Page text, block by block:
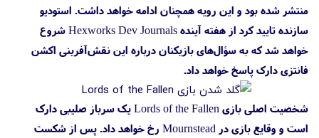
منتشر شده بود و این رویه همچنان ادامه خواهد داشت. استودیو
سازنده تایید کرد از هفته آینده Hexworks Dev Journals شروع
خواهد شد که به سؤال‌های بازیکنان درباره این نقش‌آفرینی اکشن
فانتزی دارک پاسخ خواهد داد.
شخصیت اصلی بازی Lords of the Fallen یک سرباز صلیبی دارک
است و وقایع بازی در Mournstead رخ خواهد داد. پس از شکست